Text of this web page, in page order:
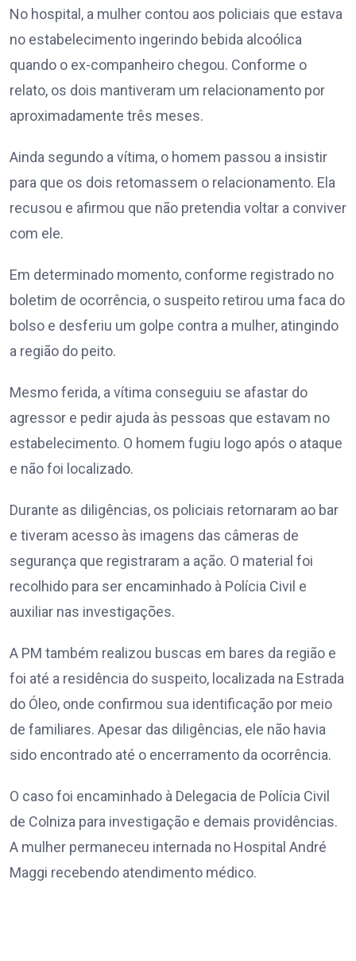
No hospital, a mulher contou aos policiais que estava
no estabelecimento ingerindo bebida alcoólica
quando o ex-companheiro chegou. Conforme o
relato, os dois mantiveram um relacionamento por
aproximadamente três meses.
Ainda segundo a vítima, o homem passou a insistir
para que os dois retomassem o relacionamento. Ela
recusou e afirmou que não pretendia voltar a conviver
com ele.
Em determinado momento, conforme registrado no
boletim de ocorrência, o suspeito retirou uma faca do
bolso e desferiu um golpe contra a mulher, atingindo
a região do peito.
Mesmo ferida, a vítima conseguiu se afastar do
agressor e pedir ajuda às pessoas que estavam no
estabelecimento. O homem fugiu logo após o ataque
e não foi localizado.
Durante as diligências, os policiais retornaram ao bar
e tiveram acesso às imagens das câmeras de
segurança que registraram a ação. O material foi
recolhido para ser encaminhado à Polícia Civil e
auxiliar nas investigações.
A PM também realizou buscas em bares da região e
foi até a residência do suspeito, localizada na Estrada
do Óleo, onde confirmou sua identificação por meio
de familiares. Apesar das diligências, ele não havia
sido encontrado até o encerramento da ocorrência.
O caso foi encaminhado à Delegacia de Polícia Civil
de Colniza para investigação e demais providências.
A mulher permaneceu internada no Hospital André
Maggi recebendo atendimento médico.